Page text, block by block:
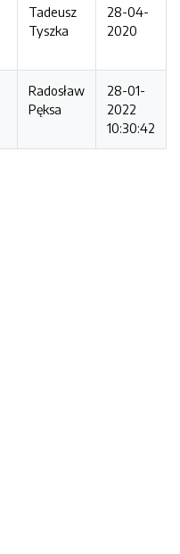
Tadeusz
Tyszka
28-04-
2020
Radosław
Pęksa
28-01-
2022
10:30:42